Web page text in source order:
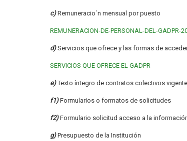
c)Remuneracio´n mensual por puesto
REMUNERACION-DE-PERSONAL-DEL-GADPR-
d)Servicios que ofrece y las formas de
SERVICIOS QUE OFRECE EL GADPR
e)Texto íntegro de contratos colectivos
f1)Formularios o formatos de solicitudes
f2)Formulario solicitud acceso a la
g) Presupuesto de la Institución